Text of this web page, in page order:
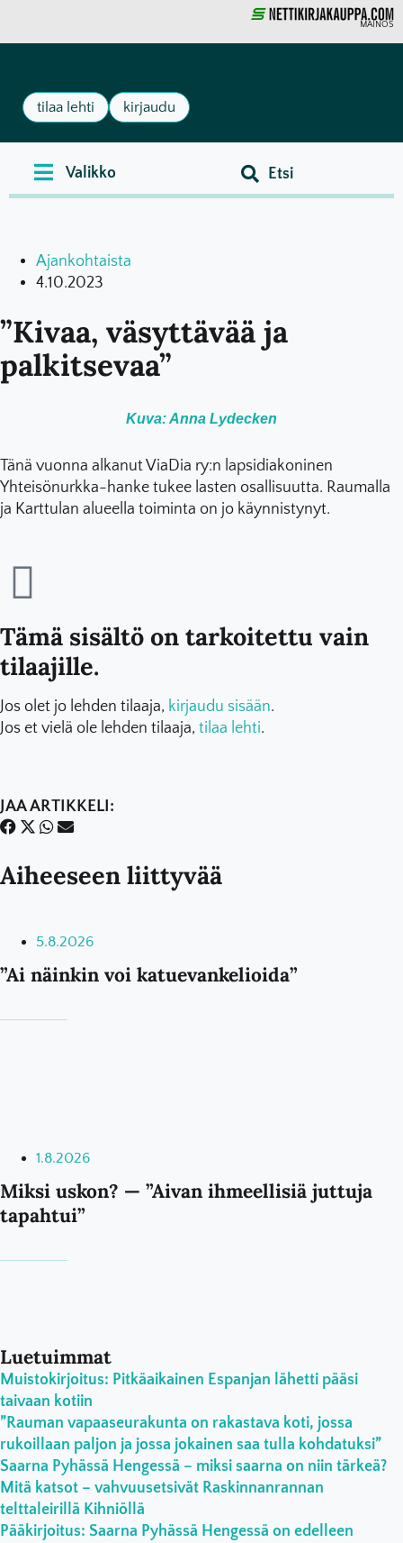
MAINOS
tilaa lehti kirjaudu
Ajankohtaista
4.10.2023
”Kivaa, väsyttävää ja
palkitsevaa”
Kuva: Anna Lydecken
Tänä vuonna alkanut ViaDia ry:n lapsidiakoninen
Yhteisönurkka-hanke tukee lasten osallisuutta. Raumalla
ja Karttulan alueella toiminta on jo käynnistynyt.
Tämä sisältö on tarkoitettu vain
tilaajille.
Jos olet jo lehden tilaaja, kirjaudu sisään.
Jos et vielä ole lehden tilaaja, tilaa lehti.
JAA ARTIKKELI:
Aiheeseen liittyvää
5.8.2026
”Ai näinkin voi katuevankelioida”
1.8.2026
Miksi uskon? — ”Aivan ihmeellisiä juttuja
tapahtui”
Luetuimmat
Muistokirjoitus: Pitkäaikainen Espanjan lähetti pääsi
taivaan kotiin
”Rauman vapaaseurakunta on rakastava koti, jossa
rukoillaan paljon ja jossa jokainen saa tulla kohdatuksi”
Saarna Pyhässä Hengessä – miksi saarna on niin tärkeä?
Mitä katsot – vahvuusetsivät Raskinnanrannan
telttaleirillä Kihniöllä
Pääkirjoitus: Saarna Pyhässä Hengessä on edelleen